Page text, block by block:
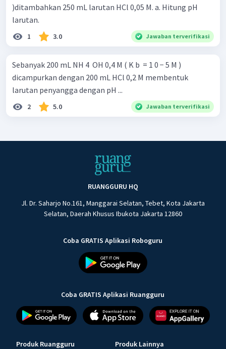
)ditambahkan 250 mL larutan HCl 0,05 M. a. Hitung pH
larutan.
1 3.0 Jawaban terverifikasi
Sebanyak 200 mL NH 4 ​ OH 0,4 M ( K b ​ = 1 0 − 5 M )
dicampurkan dengan 200 mL HCl 0,2 M membentuk
larutan penyangga dengan pH ...
2 5.0 Jawaban terverifikasi
RUANGGURU HQ
Jl. Dr. Saharjo No.161, Manggarai Selatan, Tebet, Kota Jakarta
Selatan, Daerah Khusus Ibukota Jakarta 12860
Coba GRATIS Aplikasi Roboguru
Coba GRATIS Aplikasi Ruangguru
Produk Ruangguru Produk Lainnya